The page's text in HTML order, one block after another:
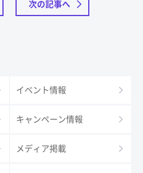
次の記事へ
イベント情報
キャンペーン情報
メディア掲載